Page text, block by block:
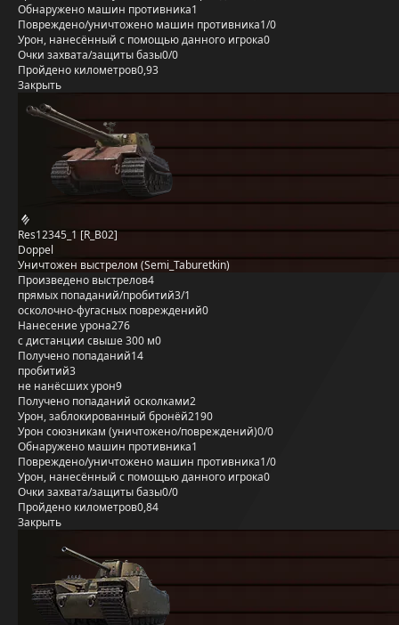
Обнаружено машин противника1
Повреждено/уничтожено машин противника1/0
Урон, нанесённый с помощью данного игрока0
Очки захвата/защиты базы0/0
Пройдено километров0,93
Закрыть
Res12345_1 [R_B02]
Doppel
Уничтожен выстрелом (Semi_Taburetkin)
Произведено выстрелов4
прямых попаданий/пробитий3/1
осколочно-фугасных повреждений0
Нанесение урона276
с дистанции свыше 300 м0
Получено попаданий14
пробитий3
не нанёсших урон9
Получено попаданий осколками2
Урон, заблокированный бронёй2190
Урон союзникам (уничтожено/повреждений)0/0
Обнаружено машин противника1
Повреждено/уничтожено машин противника1/0
Урон, нанесённый с помощью данного игрока0
Очки захвата/защиты базы0/0
Пройдено километров0,84
Закрыть